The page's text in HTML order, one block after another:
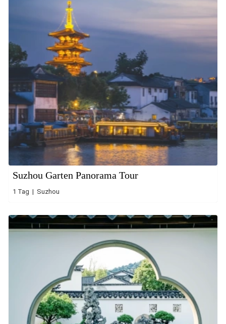
Suzhou Garten Panorama Tour
1 Tag | Suzhou